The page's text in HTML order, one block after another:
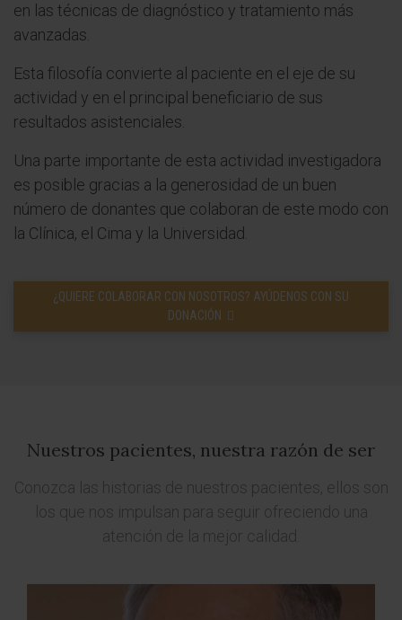
en las técnicas de diagnóstico y tratamiento más
avanzadas.
Esta filosofía convierte al paciente en el eje de su
actividad y en el principal beneficiario de sus
resultados asistenciales.
Una parte importante de esta actividad investigadora
es posible gracias a la generosidad de un buen
número de donantes que colaboran de este modo con
la Clínica, el Cima y la Universidad.
¿QUIERE COLABORAR CON NOSOTROS? AYÚDENOS CON SU
DONACIÓN
Nuestros pacientes, nuestra razón de ser
Conozca las historias de nuestros pacientes, ellos son
los que nos impulsan para seguir ofreciendo una
atención de la mejor calidad.